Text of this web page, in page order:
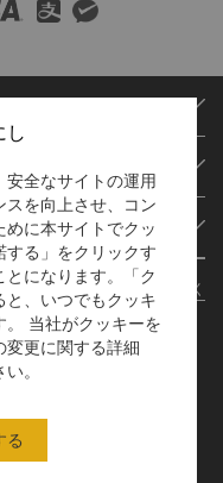
さらに詳しく
し
全なサイトの運用
を向上させ、コン
に本サイトでクッ
る」をクリックす
になります。「ク
と、いつでもクッキ
当社がクッキーを
変更に関する詳細
。
る